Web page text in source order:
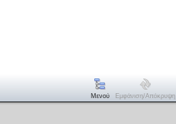
Μενού Εμφάνιση/απόκρυψη